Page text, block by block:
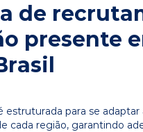
de
presente
estruturada para se adaptar
cada região, garantindo